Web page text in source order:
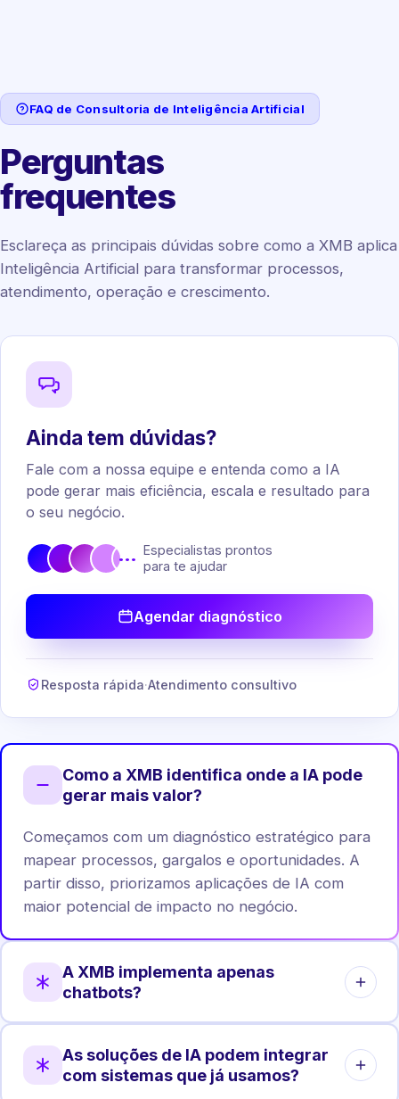
FAQ de Consultoria de Inteligência Artificial
Perguntas
frequentes
Esclareça as principais dúvidas sobre como a XMB aplica
Inteligência Artificial para transformar processos,
atendimento, operação e crescimento.
Ainda tem dúvidas?
Fale com a nossa equipe e entenda como a IA
pode gerar mais eficiência, escala e resultado para
o seu negócio.
•••
Especialistas prontos
para te ajudar
Agendar diagnóstico
Resposta rápida·Atendimento consultivo
Como a XMB identifica onde a IA pode
gerar mais valor?
Começamos com um diagnóstico estratégico para
mapear processos, gargalos e oportunidades. A
partir disso, priorizamos aplicações de IA com
maior potencial de impacto no negócio.
A XMB implementa apenas
chatbots?
Atuamos em automação de processos, análise de
dados, agentes internos, integrações e
As soluções de IA podem integrar
com sistemas que já usamos?